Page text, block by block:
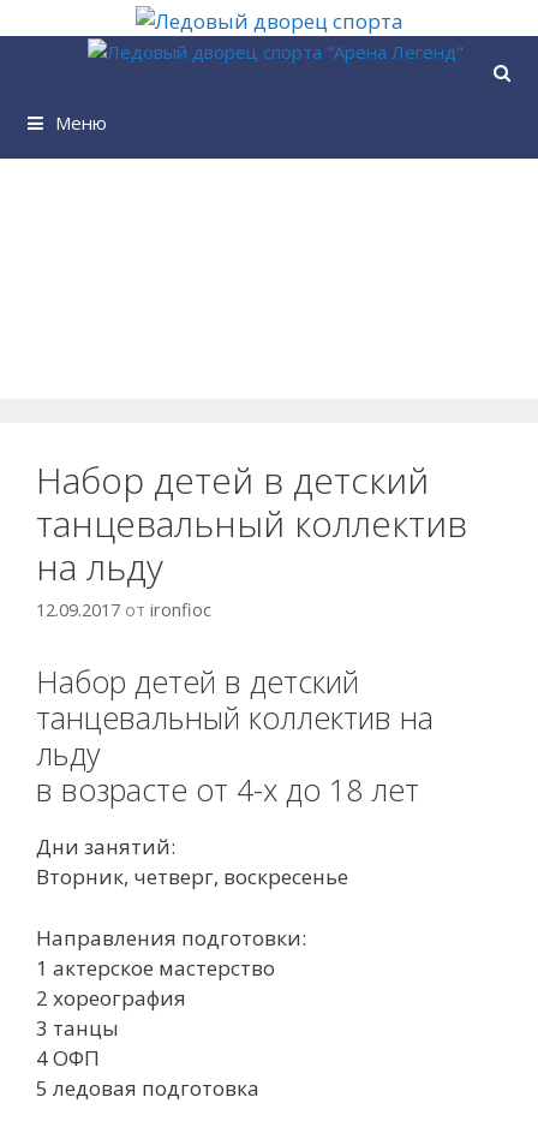
Перейти
содержимому
Меню
Набор детей в детский
танцевальный коллектив
на льду
12.09.2017 от ironfioc
Набор детей в детский
танцевальный коллектив на
льду
в возрасте от 4-х до 18 лет
Дни занятий:
Вторник, четверг, воскресенье
Направления подготовки:
1 актерское мастерство
2 хореография
3 танцы
4 ОФП
5 ледовая подготовка